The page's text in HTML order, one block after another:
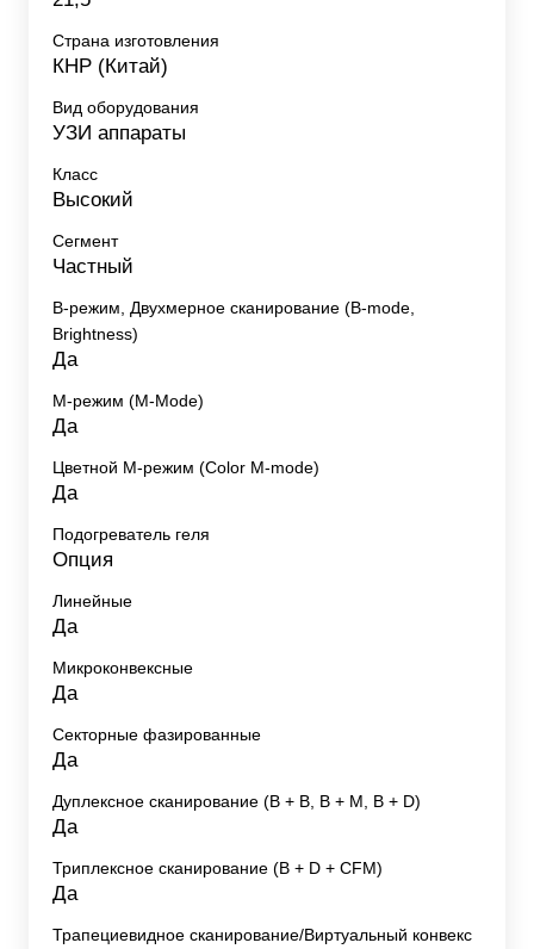
Страна изготовления
КНР (Китай)
Вид оборудования
УЗИ аппараты
Класс
Высокий
Сегмент
Частный
B-режим, Двухмерное сканирование (B-mode,
Brightness)
Да
M-режим (M-Mode)
Да
Цветной M-режим (Color M-mode)
Да
Подогреватель геля
Опция
Линейные
Да
Микроконвексные
Да
Секторные фазированные
Да
Дуплексное сканирование (В + В, В + М, В + D)
Да
Триплексное сканирование (В + D + CFM)
Да
Трапециевидное сканирование/Виртуальный конвекс